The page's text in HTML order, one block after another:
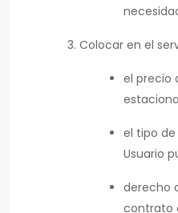
Colocar en el
el precio
el tipo
Usuario
derecho
contrato